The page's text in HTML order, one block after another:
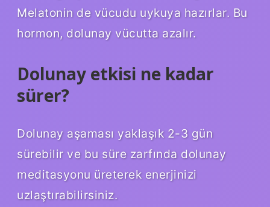
Melatonin de vücudu uykuya hazırlar. Bu
hormon, dolunay vücutta azalır.
Dolunay etkisi ne kadar
sürer?
Dolunay aşaması yaklaşık 2-3 gün
sürebilir ve bu süre zarfında dolunay
meditasyonu üreterek enerjinizi
uzlaştırabilirsiniz.